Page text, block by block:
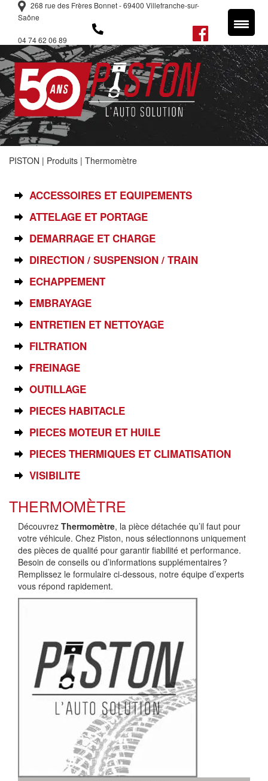
268 rue des Frères Bonnet - 69400 Villefranche-sur-
Saône
04 74 62 06 89
PISTON | Produits | Thermomètre
ACCESSOIRES ET EQUIPEMENTS
ATTELAGE ET PORTAGE
DEMARRAGE ET CHARGE
DIRECTION / SUSPENSION / TRAIN
ECHAPPEMENT
EMBRAYAGE
ENTRETIEN ET NETTOYAGE
FILTRATION
FREINAGE
OUTILLAGE
PIECES HABITACLE
PIECES MOTEUR ET HUILE
PIECES THERMIQUES ET CLIMATISATION
VISIBILITE
THERMOMÈTRE
Découvrez Thermomètre, la pièce détachée qu’il faut pour
votre véhicule. Chez Piston, nous sélectionnons uniquement
des pièces de qualité pour garantir fiabilité et performance.
Besoin de conseils ou d’informations supplémentaires ?
Remplissez le formulaire ci-dessous, notre équipe d’experts
vous répond rapidement.